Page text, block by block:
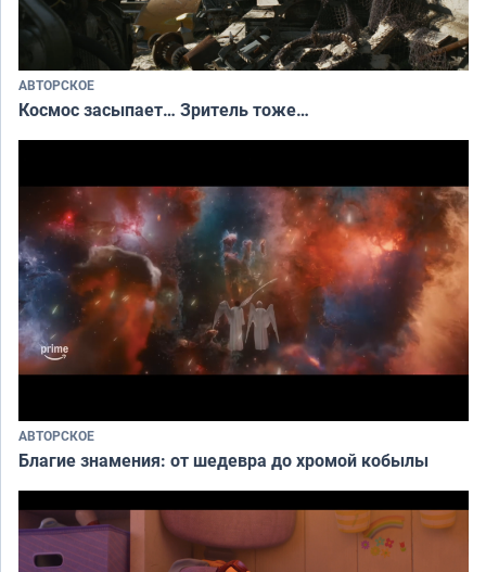
АВТОРСКОЕ
Космос засыпает… Зритель тоже…
АВТОРСКОЕ
Благие знамения: от шедевра до хромой кобылы